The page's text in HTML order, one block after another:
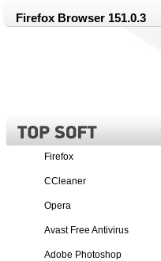
Firefox Browser 151.0.3
Firefox
CCleaner
Opera
Avast Free Antivirus
Adobe Photoshop